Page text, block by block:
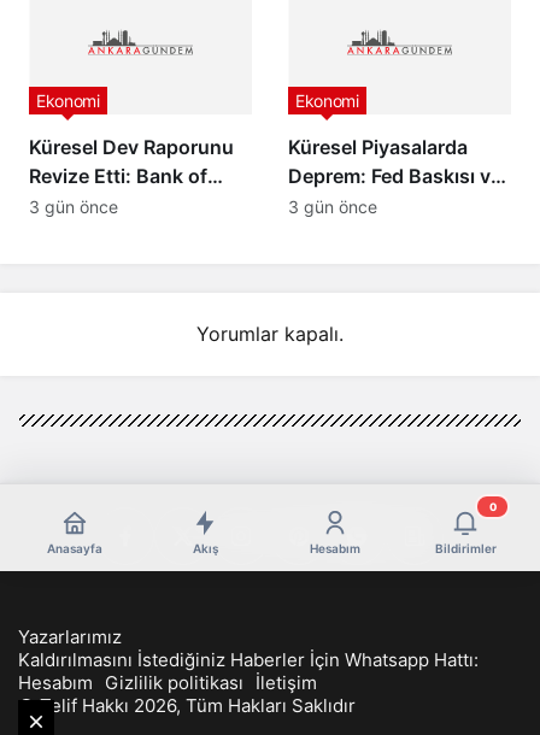
Küresel Dev Raporunu
Revize Etti: Bank of
America’dan Türkiye
Ekonomi
3 gün önce
Küresel Piyasalarda
Deprem: Fed Baskısı ve
Barış Rüzgarları Altını
Ekonomi
3 gün önce
Yorumlar kapalı.
Anasayfa Akış Hesabım Bildirimler
0
Yazarlarımız
Kaldırılmasını İstediğiniz Haberler İçin Whatsapp Hattı:
Hesabım
Gizlilik politikası
İletişim
© Telif Hakkı 2026, Tüm Hakları Saklıdır